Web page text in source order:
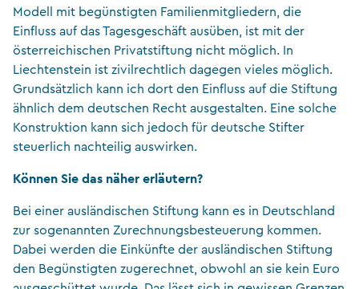
Modell mit begünstigten Familienmitgliedern, die
Einfluss auf das Tagesgeschäft ausüben, ist mit der
österreichischen Privatstiftung nicht möglich. In
Liechtenstein ist zivilrechtlich dagegen vieles möglich.
Grundsätzlich kann ich dort den Einfluss auf die Stiftung
ähnlich dem deutschen Recht ausgestalten. Eine solche
Konstruktion kann sich jedoch für deutsche Stifter
steuerlich nachteilig auswirken.
Können Sie das näher erläutern?
Bei einer ausländischen Stiftung kann es in Deutschland
zur sogenannten Zurechnungsbesteuerung kommen.
Dabei werden die Einkünfte der ausländischen Stiftung
den Begünstigten zugerechnet, obwohl an sie kein Euro